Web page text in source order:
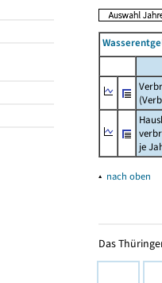
je
▴ nach oben
Das